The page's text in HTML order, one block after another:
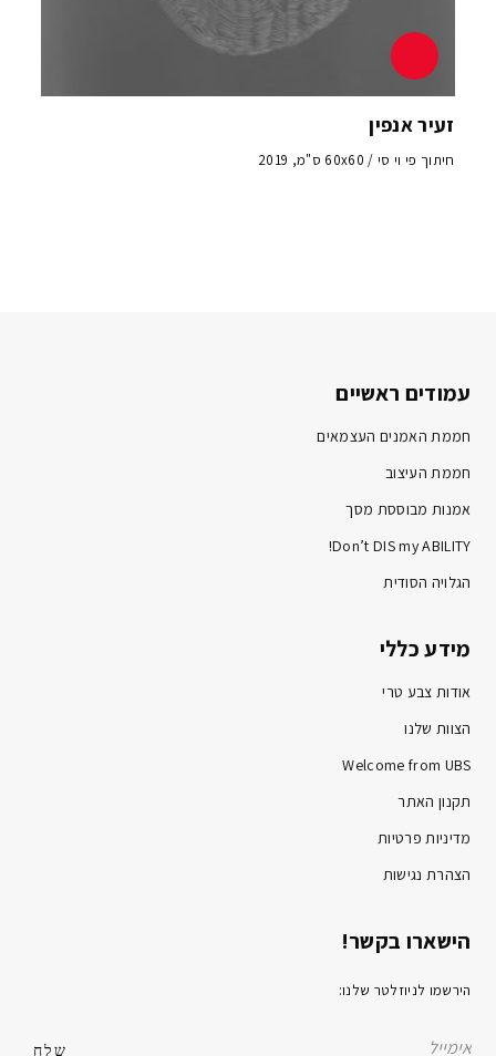
זעיר אנפין
חיתוך פי וי סי / 60x60 ס"מ, 2019
עמודים ראשיים
חממת האמנים העצמאים
חממת העיצוב
אמנות מבוססת מסך
Don’t DIS my ABILITY!
הגלויה הסודית
מידע כללי
אודות צבע טרי
הצוות שלנו
Welcome from UBS
תקנון האתר
מדיניות פרטיות
הצהרת נגישות
הישארו בקשר!
הירשמו לניוזלטר שלנו: